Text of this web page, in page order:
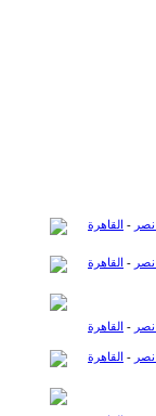
نصر - القاهرة
نصر - القاهرة
نصر - القاهرة
نصر - القاهرة